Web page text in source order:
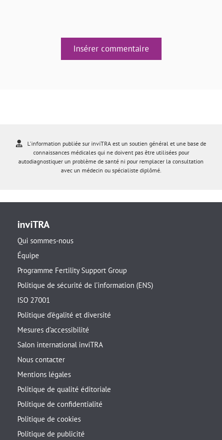
Insérer commentaire
L'information publiée sur inviTRA est un soutien général et une base de
connaissances médicales qui ne doivent pas être utilisées pour
autodiagnostiquer un problème de santé ni pour remplacer la consultation
avec un médecin ou spécialiste diplômé.
inviTRA
Qui sommes-nous
Équipe
Programme Fertility Support Group
Politique de sécurité de l’information (ENS)
ISO 27001
Politique d’égalité et diversité
Mesures d’accessibilité
Salon international inviTRA
Nous contacter
Mentions légales
Politique de qualité éditoriale
Politique de confidentialité
Politique de cookies
Politique de publicité